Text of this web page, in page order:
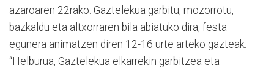
azaroaren 22rako. Gaztelekua garbitu, mozorrotu,
bazkaldu eta altxorraren bila abiatuko dira, festa
egunera animatzen diren 12-16 urte arteko gazteak.
“Helburua, Gaztelekua elkarrekin garbitzea eta